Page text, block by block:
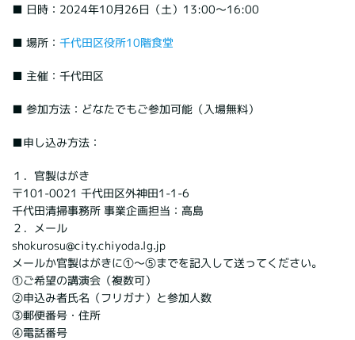
■ 日時：2024年10月26日（土）13:00〜16:00
■ 場所：千代田区役所10階食堂
■ 主催：千代田区
■ 参加方法：どなたでもご参加可能（入場無料）
■申し込み方法：
１．官製はがき
〒101-0021 千代田区外神田1-1-6
千代田清掃事務所 事業企画担当：高島
２．メール
shokurosu@city.chiyoda.lg.jp
メールか官製はがきに①～⑤までを記入して送ってください。
①ご希望の講演会（複数可）
②申込み者氏名（フリガナ）と参加人数
③郵便番号・住所
④電話番号